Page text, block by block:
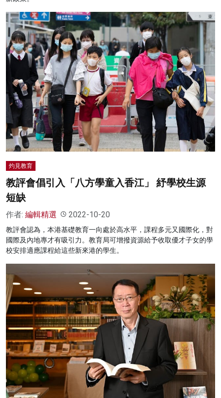
灼見教育
教評會倡引入「八方學童入香江」 紓學校生源
短缺
作者: 編輯精選 2022-10-20
教評會認為，本港基礎教育一向處於高水平，課程多元又國際化，對
國際及內地專才有吸引力。教育局可增撥資源給予收取優才子女的學
校安排適應課程給這些新來港的學生。